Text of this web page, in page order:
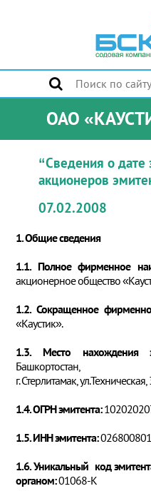
ОАО
“Сведения о дате
акционеров
07.02.2008
1. Общие сведения
1.1. Полное фирменное
акционерное общество
1.2. Сокращенное
«Каустик».
1.3. Место нахождения
Башкортостан,
г. Стерлитамак, ул.Техническая,
1.4. ОГРН эмитента:
1.5. ИНН эмитента:
1.6. Уникальный код
органом:01068-К